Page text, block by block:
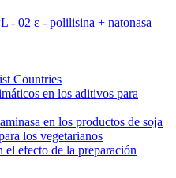
- 02 ε - polilisina + natonasa
Countries
en los aditivos para
en los productos de soja
los vegetarianos
el efecto de la preparación